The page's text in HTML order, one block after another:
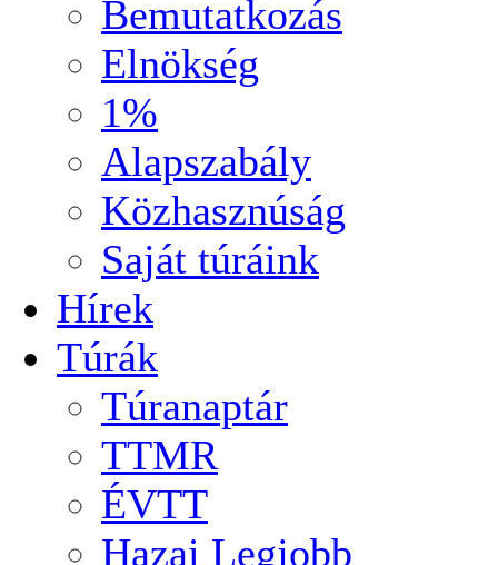
Bemutatkozás
Elnökség
1%
Alapszabály
Közhasznúság
Saját túráink
Hírek
Túrák
Túranaptár
TTMR
ÉVTT
Hazai Legjobb